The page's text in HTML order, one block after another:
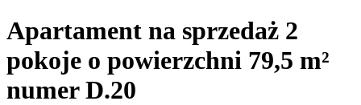
Apartament na sprzedaż 2
pokoje o powierzchni 79,5 m²
numer D.20